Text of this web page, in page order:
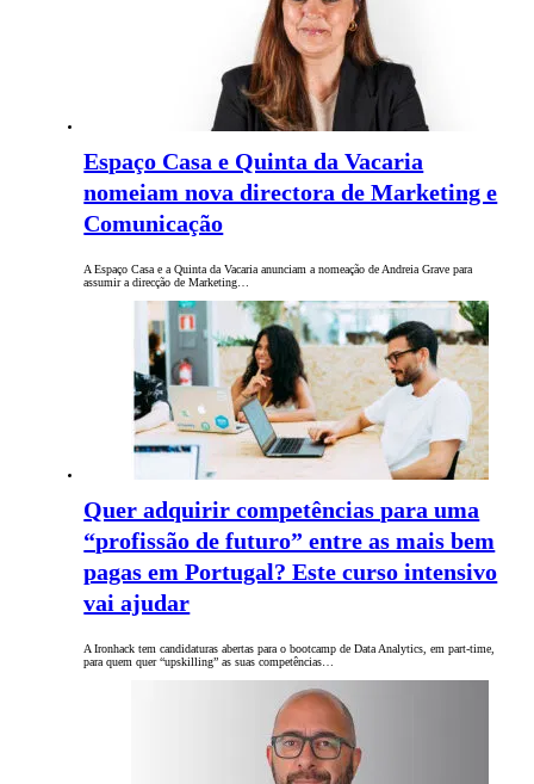
Espaço Casa e Quinta da Vacaria
nomeiam nova directora de Marketing e
Comunicação
A Espaço Casa e a Quinta da Vacaria anunciam a nomeação de Andreia Grave para
assumir a direcção de Marketing…
Quer adquirir competências para uma
“profissão de futuro” entre as mais bem
pagas em Portugal? Este curso intensivo
vai ajudar
A Ironhack tem candidaturas abertas para o bootcamp de Data Analytics, em part-time,
para quem quer “upskilling” as suas competências…